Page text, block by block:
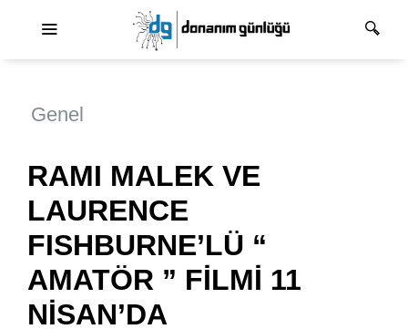
Genel
RAMI MALEK VE
LAURENCE
FISHBURNE’LÜ “
AMATÖR ” FİLMİ 11
NİSAN’DA